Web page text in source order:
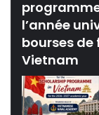
l’année
bourses
Vietnam